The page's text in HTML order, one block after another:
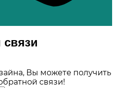
Вы можете получить
связи!